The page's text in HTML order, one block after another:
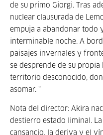
de su primo Giorgi. Tras
nuclear clausurada de
empuja a abandonar todo
interminable noche. A
paisajes invernales y
se desprende de su
territorio desconocido,
asomar. "
Nota del director: Akira
destierro estado liminal.
cansancio, la deriva y el